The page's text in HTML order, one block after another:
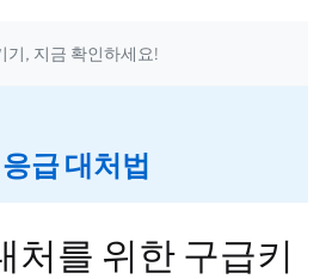
기, 지금 확인하세요!
급 대처법
처를 위한 구급키